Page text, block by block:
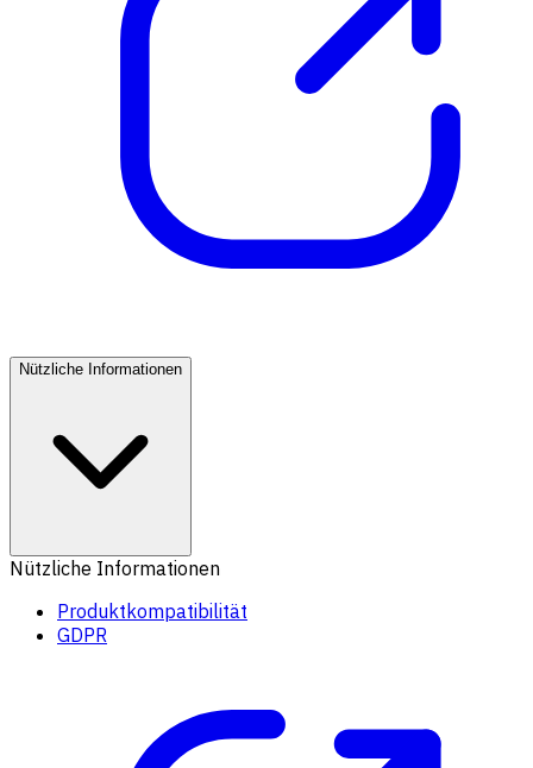
Nützliche Informationen
Nützliche Informationen
Produktkompatibilität
GDPR